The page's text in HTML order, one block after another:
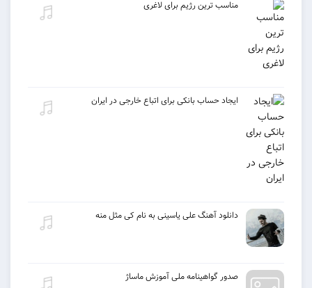
مناسب ترین رژیم برای لاغری
ایجاد حساب بانکی برای اتباع خارجی در ایران
دانلود آهنگ علی یاسینی به نام کی مثل منه
صدور گواهینامه ملی آموزش ماساژ